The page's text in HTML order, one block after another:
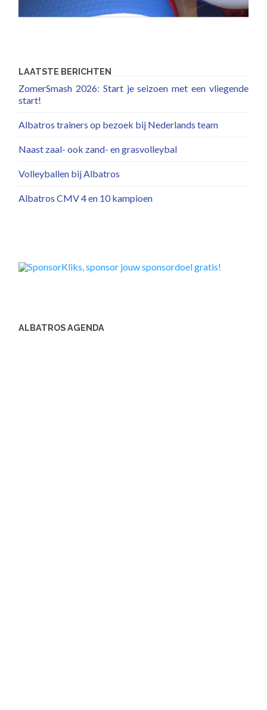
LAATSTE BERICHTEN
ZomerSmash 2026: Start je seizoen met een vliegende
start!
Albatros trainers op bezoek bij Nederlands team
Naast zaal- ook zand- en grasvolleybal
Volleyballen bij Albatros
Albatros CMV 4 en 10 kampioen
ALBATROS AGENDA